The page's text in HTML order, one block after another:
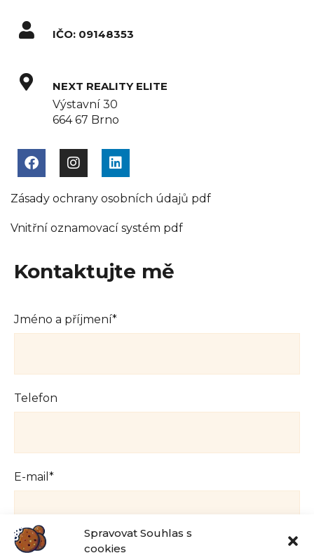
Spravovat Souhlas s
cookies
Kontaktujte mě
Jméno a příjmení*
Telefon
E-mail*
IČO: 09148353
NEXT REALITY ELITE
Výstavní 30
664 67 Brno
Zásady ochrany osobních údajů pdf
Vnitřní oznamovací systém pdf